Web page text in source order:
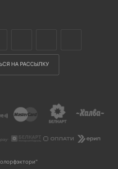
НА РАССЫЛКУ